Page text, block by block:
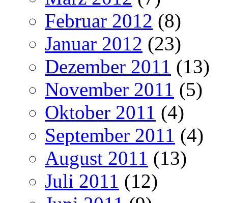
Februar 2012 (8)
Januar 2012 (23)
Dezember 2011 (13)
November 2011 (5)
Oktober 2011 (4)
September 2011 (4)
August 2011 (13)
Juli 2011 (12)